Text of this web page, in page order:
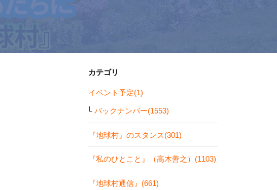
カテゴリ
イベント予定(1)
バックナンバー(1553)
『地球村』のスタンス(301)
『私のひとこと』（高木善之）(1103)
『地球村通信』(661)